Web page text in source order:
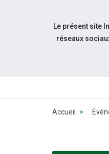
Aller au contenu
Accueil
Le présent site
réseaux